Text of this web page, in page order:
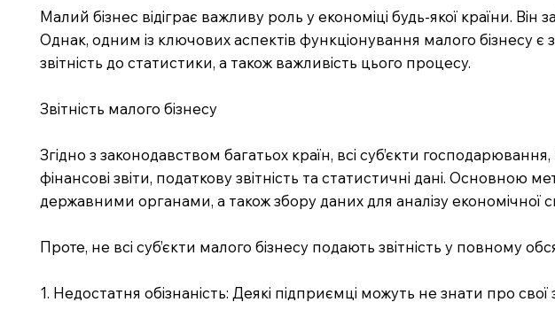
Малий бізнес відіграє важливу роль у економіці будь-якої країни.
Однак, одним із ключових аспектів функціонування малого бізнесу є
звітність до статистики, а також важливість цього процесу.
Звітність малого бізнесу
Згідно з законодавством багатьох країн, всі суб’єкти
фінансові звіти, податкову звітність та статистичні дані. Основною
державними органами, а також збору даних для аналізу економічної
Проте, не всі суб’єкти малого бізнесу подають звітність у повному
1. Недостатня обізнаність: Деякі підприємці можуть не знати про